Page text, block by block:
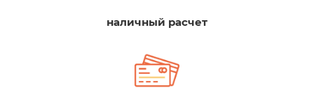
наличный расчет